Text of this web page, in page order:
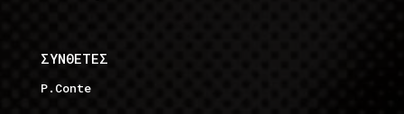
ΣΥΝΘΕΤΕΣ
P.Conte